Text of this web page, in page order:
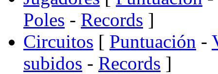
Poles - Records ]
Circuitos [ Puntuación -
subidos - Records ]